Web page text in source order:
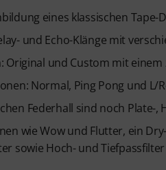
eines klassischen
und Echo-Klänge mit
Original und Custom mit
Normal, Ping Pong und L/
Federhall sind noch Plate-
wie Wow und Flutter, ein
sowie Hoch- und Tiefpassfilter